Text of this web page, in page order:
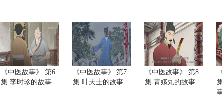
《中医故事》 第6
集 李时珍的故事
《中医故事》 第7
集 叶天士的故事
《中医故事》 第8
集 青娥丸的故事